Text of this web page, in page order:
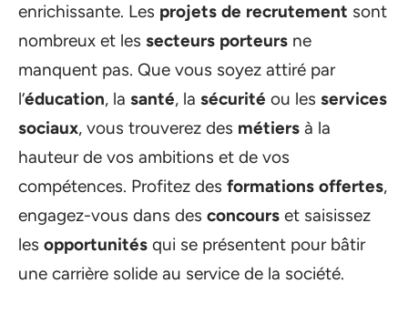
enrichissante. Les projets de recrutement sont
nombreux et les secteurs porteurs ne
manquent pas. Que vous soyez attiré par
l’éducation, la santé, la sécurité ou les services
sociaux, vous trouverez des métiers à la
hauteur de vos ambitions et de vos
compétences. Profitez des formations offertes,
engagez-vous dans des concours et saisissez
les opportunités qui se présentent pour bâtir
une carrière solide au service de la société.